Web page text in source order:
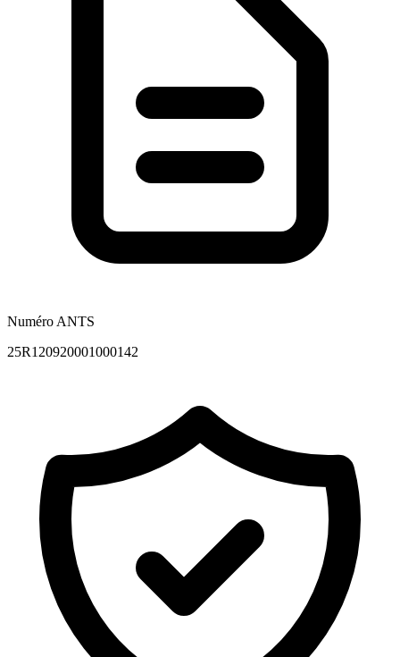
Numéro ANTS
25R120920001000142